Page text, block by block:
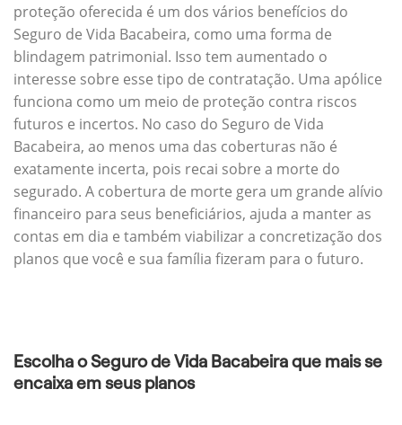
proteção oferecida é um dos vários benefícios do
Seguro de Vida Bacabeira, como uma forma de
blindagem patrimonial. Isso tem aumentado o
interesse sobre esse tipo de contratação. Uma apólice
funciona como um meio de proteção contra riscos
futuros e incertos. No caso do Seguro de Vida
Bacabeira, ao menos uma das coberturas não é
exatamente incerta, pois recai sobre a morte do
segurado. A cobertura de morte gera um grande alívio
financeiro para seus beneficiários, ajuda a manter as
contas em dia e também viabilizar a concretização dos
planos que você e sua família fizeram para o futuro.
Escolha o Seguro de Vida Bacabeira que mais se
encaixa em seus planos